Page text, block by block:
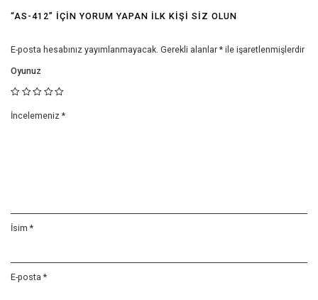
“AS-412” IÇIN YORUM YAPAN ILK KIŞI SIZ OLUN
E-posta hesabınız yayımlanmayacak. Gerekli alanlar * ile işaretlenmişlerdir
Oyunuz
İncelemeniz *
İsim *
E-posta *